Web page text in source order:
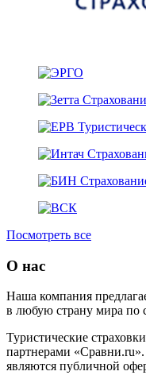
Посмотреть все
О нас
Наша компания
в любую страну мира
Туристические
партнерами
являются публичной